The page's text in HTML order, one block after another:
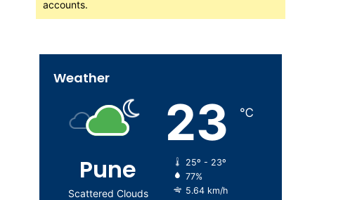
accounts.
Weather
Pune
Scattered Clouds
23 ℃
25º - 23º
77%
5.64 km/h